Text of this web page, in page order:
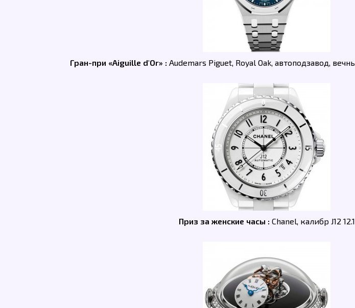
Гран-при «Aiguille d'Or» : Audemars Piguet, Royal Oak, автоподзавод,
Приз за женские часы : Chanel, калибр J12 12.1